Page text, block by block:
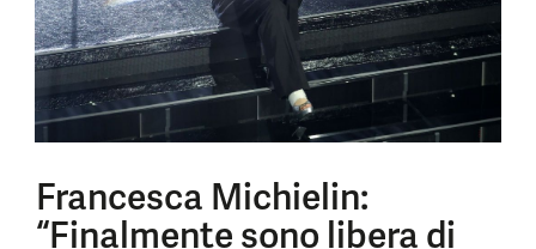
Francesca Michielin:
“Finalmente sono libera di